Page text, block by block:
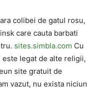
colibei de gatul rosu,
care cauta barbati
sites.simbla.com Cu
legat de alte religii,
site gratuit de
vazut, nu exista niciun